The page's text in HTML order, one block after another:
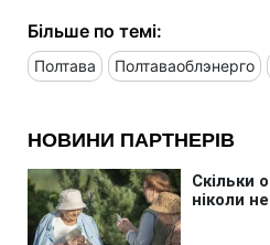
Більше по темі:
Полтава Полтаваоблэнерго